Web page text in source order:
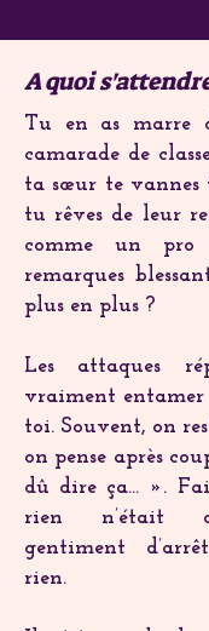
A quoi
Tu en as marre
camarade de
ta sœur te vannes
tu rêves de leur
comme un pro
remarques
plus en plus ?
Les attaques
vraiment entamer
toi. Souvent, on
on pense après
dû dire ça… ».
rien n’était
gentiment
rien.